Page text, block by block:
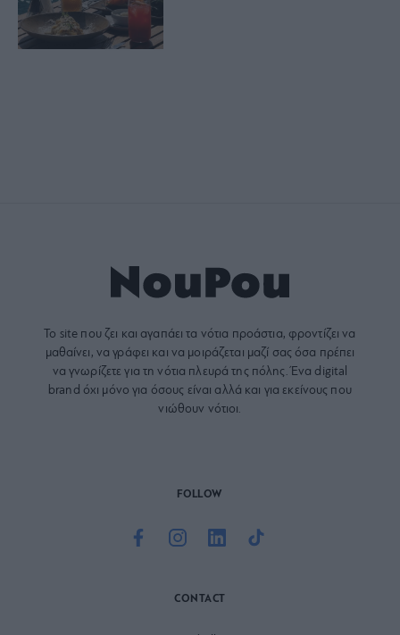
Το site που ζει και αγαπάει τα νότια προάστια, φροντίζει να
μαθαίνει, να γράφει και να μοιράζεται μαζί σας όσα πρέπει
να γνωρίζετε για τη νότια πλευρά της πόλης. Ένα digital
brand όχι μόνο για όσους είναι αλλά και για εκείνους που
νιώθουν νότιοι.
FOLLOW
CONTACT